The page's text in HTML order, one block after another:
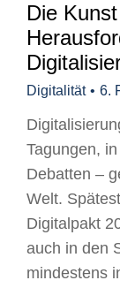
Die
Digitalität 6.
Tagungen,
Debatten –
Welt.
Digitalpakt
auch in den
mindestens